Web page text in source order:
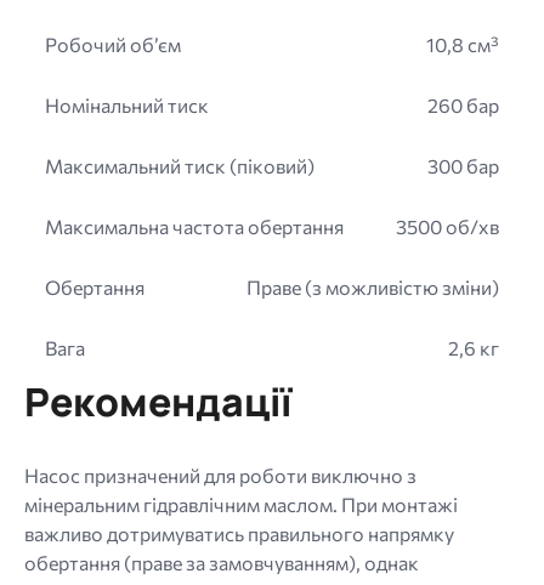
Робочий об’єм 10,8 см³
Номінальний тиск 260 бар
Максимальний тиск (піковий) 300 бар
Максимальна частота обертання 3500 об/хв
Обертання Праве (з можливістю зміни)
Вага 2,6 кг
Рекомендації
Насос призначений для роботи виключно з
мінеральним гідравлічним маслом. При монтажі
важливо дотримуватись правильного напрямку
обертання (праве за замовчуванням), однак